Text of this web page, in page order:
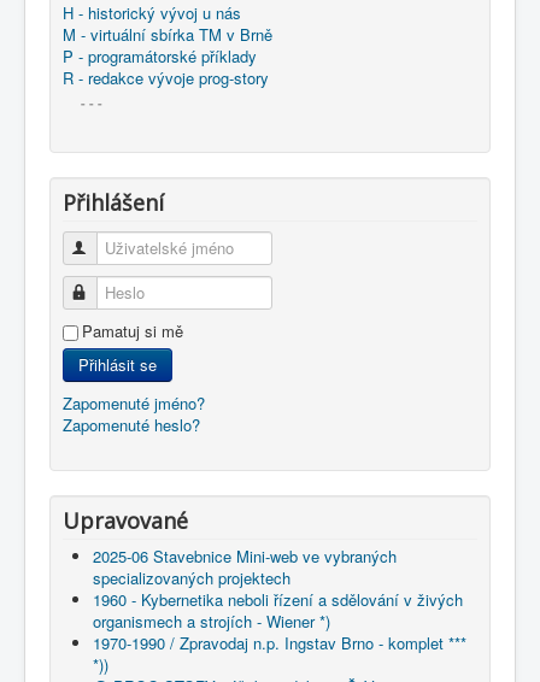
H - historický vývoj u nás
M - virtuální sbírka TM v Brně
P - programátorské příklady
R - redakce vývoje prog-story
- - -
Přihlášení
Uživatelské jméno
Heslo
Pamatuj si mě
Přihlásit se
Zapomenuté jméno?
Zapomenuté heslo?
Upravované
2025-06 Stavebnice Mini-web ve vybraných
specializovaných projektech
1960 - Kybernetika neboli řízení a sdělování v živých
organismech a strojích - Wiener *)
1970-1990 / Zpravodaj n.p. Ingstav Brno - komplet ***
*))